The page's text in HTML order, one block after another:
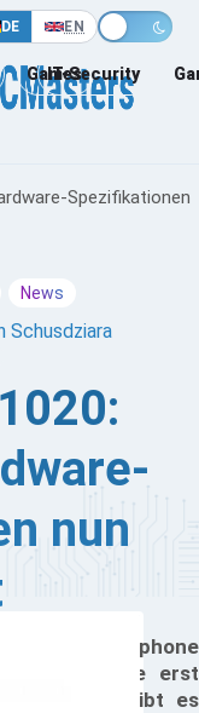
DE EN
Games
IT-Security
Spezifikationen
News
Schusdziara
nun
Smartphone
findet heute erst
Allerdings gibt es